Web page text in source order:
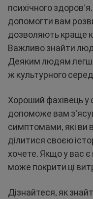
психічного
допомогти вам
дозволяють краще
Важливо знайти
Деяким людям
ж культурного
Хороший фахівець у
допоможе вам
симптомами, які ви
ділитися своєю
хочете. Якщо у вас
може покрити ці
Дізнайтеся, як